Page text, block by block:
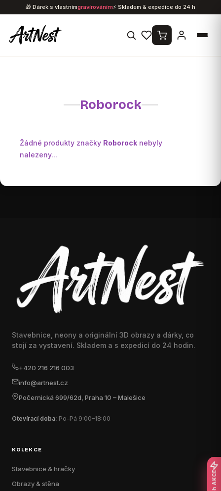
na
obsah
🎁 Dárek s vlastnímgravírováním⚡ Skladem & expedice do 24 h
Roborock
Žádné produkty značky Roborock nebyly
nalezeny...
Stavebnice, neony a originální 3D obrazy a dárky, co
stojí za vystavení. Skladem a s expedicí do 24 hodin.
+420 216 216 003
info@artnest.cz
Počernická 699/62d, Praha 10 – Malešice
Otevírací doba: Po–Pá 9:00–18:00
KOLEKCE
Stavebnice & hračky
Obrazy & stěna
24h AKCE